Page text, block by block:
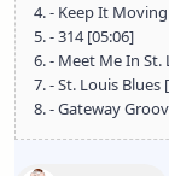
4. - Keep It
5. - 314 [05:06]
6. - Meet Me In St.
7. - St. Louis Blues
8. - Gateway